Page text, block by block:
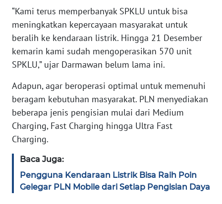
“Kami terus memperbanyak SPKLU untuk bisa
meningkatkan kepercayaan masyarakat untuk
beralih ke kendaraan listrik. Hingga 21 Desember
kemarin kami sudah mengoperasikan 570 unit
SPKLU,” ujar Darmawan belum lama ini.
Adapun, agar beroperasi optimal untuk memenuhi
beragam kebutuhan masyarakat. PLN menyediakan
beberapa jenis pengisian mulai dari Medium
Charging, Fast Charging hingga Ultra Fast
Charging.
Baca Juga:
Pengguna Kendaraan Listrik Bisa Raih Poin
Gelegar PLN Mobile dari Setiap Pengisian Daya
WN
BANTEN
WN
NTT
WN
KEPRI
WN
PAPUA
WN
PAPUA
BARAT